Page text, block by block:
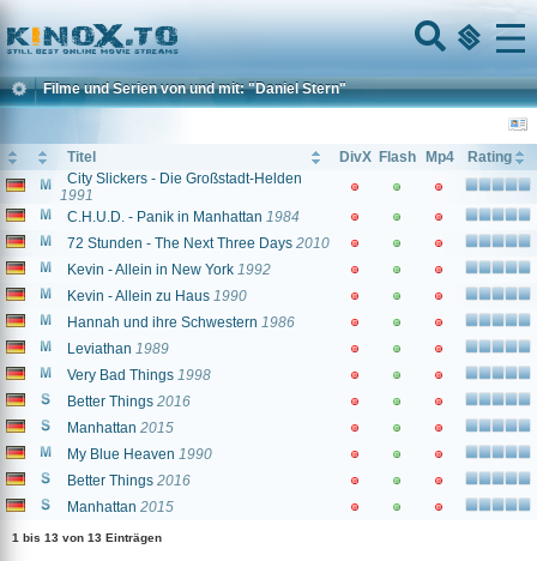
Home
Menu
Filme und Serien von und mit: "Daniel Stern"
Titel DivX Flash Mp4
Rating
City Slickers - Die Großstadt-Helden
1991
C.H.U.D. - Panik in Manhattan 1984
72 Stunden - The Next Three Days 2010
Kevin - Allein in New York 1992
Kevin - Allein zu Haus 1990
Hannah und ihre Schwestern 1986
Leviathan 1989
Very Bad Things 1998
Better Things 2016
Manhattan 2015
My Blue Heaven 1990
Better Things 2016
Manhattan 2015
1 bis 13 von 13 Einträgen